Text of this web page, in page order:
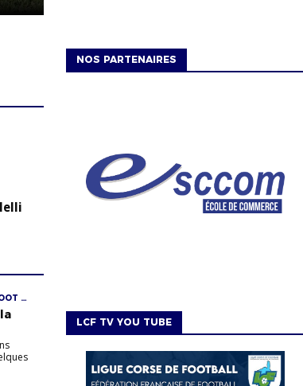
À
NOS PARTENAIRES
LCF TV YOU TUBE